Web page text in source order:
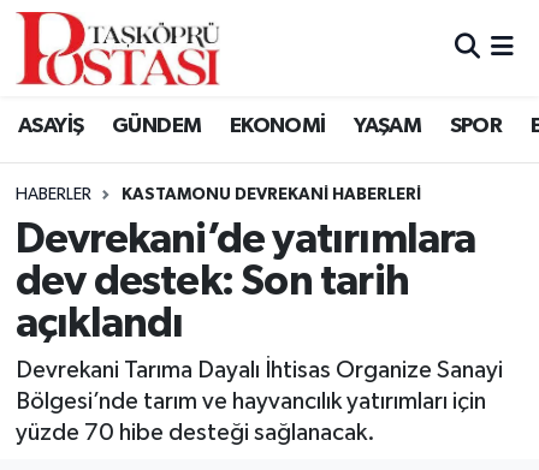
ASAYİŞ GÜNDEM EKONOMİ YAŞAM SPOR
HABERLER KASTAMONU DEVREKANI HABERLERI
Devrekani’de yatırımlara
dev destek: Son tarih
açıklandı
Devrekani Tarıma Dayalı İhtisas Organize Sanayi
Bölgesi’nde tarım ve hayvancılık yatırımları için
yüzde 70 hibe desteği sağlanacak.
Kastamonu Vefat Edenler
Araç Haberleri
Azdavay Haberleri
Bozkurt Haberleri